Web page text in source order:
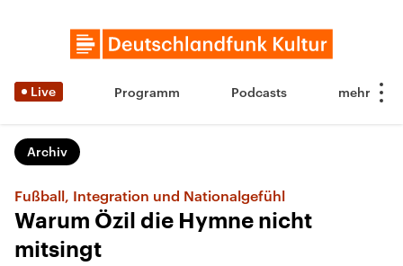
Live Programm Podcasts
Archiv
Fußball, Integration und Nationalgefühl
Warum Özil die Hymne nicht
mitsingt